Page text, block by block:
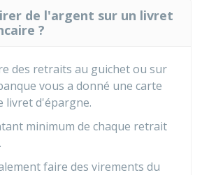
de l'argent sur un livret
?
des retraits au guichet ou sur
vous a donné une carte
livret d'épargne.
minimum de chaque retrait
.
faire des virements du